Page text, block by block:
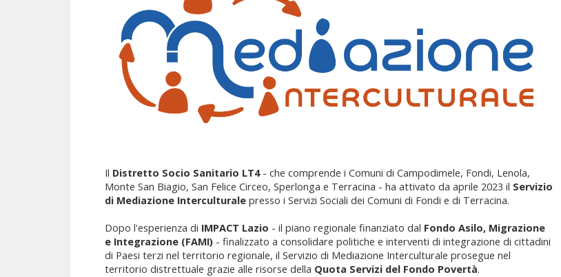
Il Distretto Socio Sanitario LT4- che comprende i Comuni di Campodimele, Fondi, Lenola,
Monte San Biagio, San Felice Circeo, Sperlonga e Terracina - ha attivato da aprile 2023 il Servizio
di Mediazione Interculturale presso i Servizi Sociali dei Comuni di Fondi e di Terracina.
Dopo l'esperienza di IMPACT Lazio - il piano regionale finanziato dal Fondo Asilo, Migrazione
e Integrazione (FAMI) - finalizzato a consolidare politiche e interventi di integrazione di cittadini
di Paesi terzi nel territorio regionale, il Servizio di Mediazione Interculturale prosegue nel
territorio distrettuale grazie alle risorse della Quota Servizi del Fondo Povertà.